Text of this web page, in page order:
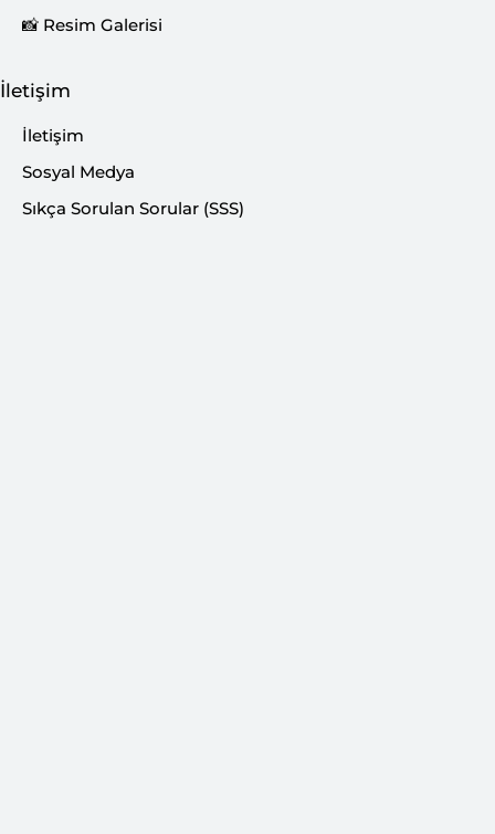
📸 Resim Galerisi
İletişim
İletişim
Sosyal Medya
Sıkça Sorulan Sorular (SSS)